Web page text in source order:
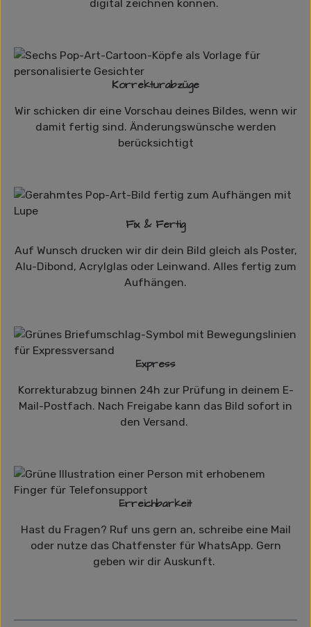
digital zeichnen können.
Korrekturabzüge
Wir schicken dir eine Vorschau deines Bildes, wenn wir
damit fertig sind. Änderungswünsche werden
berücksichtigt
Fix & Fertig
Auf Wunsch drucken wir dir dein Bild gleich als Poster,
Alu-Dibond, Acrylglas oder Leinwand. Alles fertig zum
Aufhängen.
Express
Korrekturabzug binnen 24h zur Prüfung in deinem E-
Mail-Postfach. Nach Freigabe kann das Bild sofort in
den Versand.
Erreichbarkeit
Hast du Fragen? Ruf uns gern an, schreibe eine Mail
oder nutze das Chatfenster für WhatsApp. Gern
geben wir dir Auskunft.